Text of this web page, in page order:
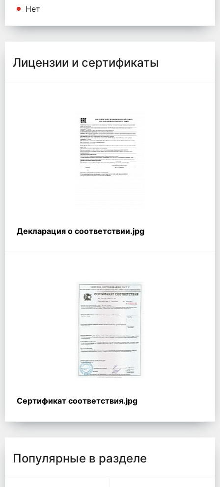
Нет
Лицензии и сертификаты
Декларация о соответствии.jpg
Сертификат соответствия.jpg
Популярные в разделе